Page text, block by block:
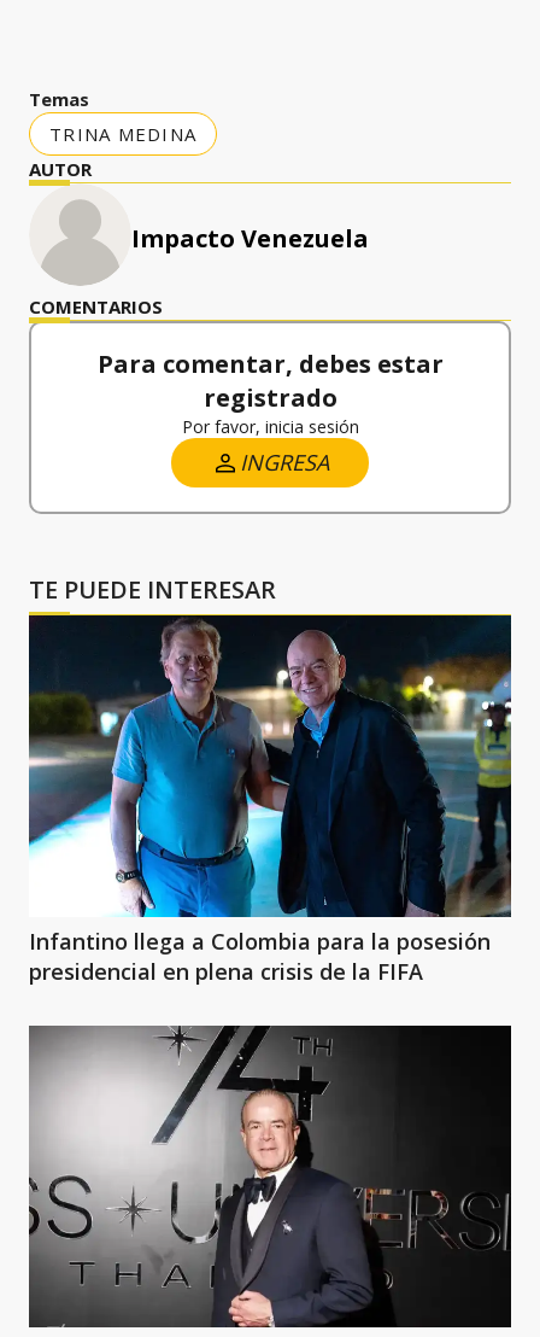
Temas
TRINA MEDINA
AUTOR
Impacto Venezuela
COMENTARIOS
Para comentar, debes estar
registrado
Por favor, inicia sesión
INGRESA
TE PUEDE INTERESAR
Infantino llega a Colombia para la posesión
presidencial en plena crisis de la FIFA